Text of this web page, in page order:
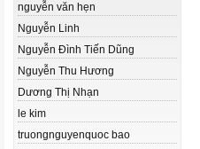
nguyễn văn hẹn
Nguyễn Linh
Nguyễn Đình Tiến Dũng
Nguyễn Thu Hương
Dương Thị Nhạn
le kim
truongnguyenquoc bao